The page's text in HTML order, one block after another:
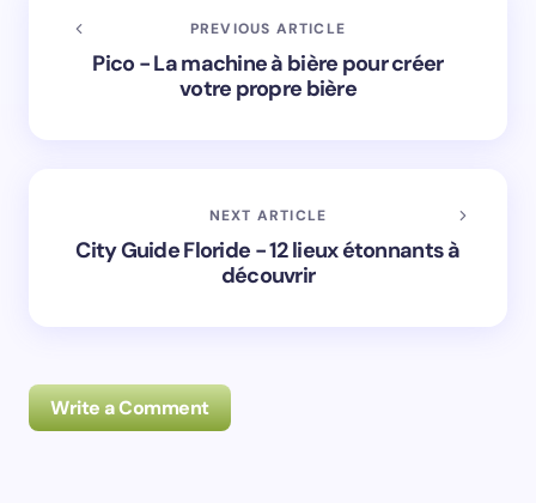
PREVIOUS ARTICLE
Pico - La machine à bière pour créer
votre propre bière
NEXT ARTICLE
City Guide Floride - 12 lieux étonnants à
découvrir
Write a Comment